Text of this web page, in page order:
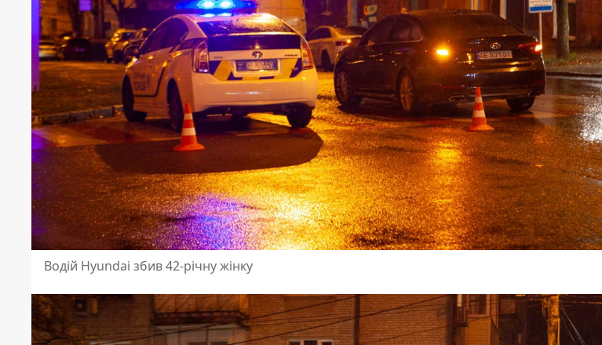
Водій Hyundai збив 42-річну жінку